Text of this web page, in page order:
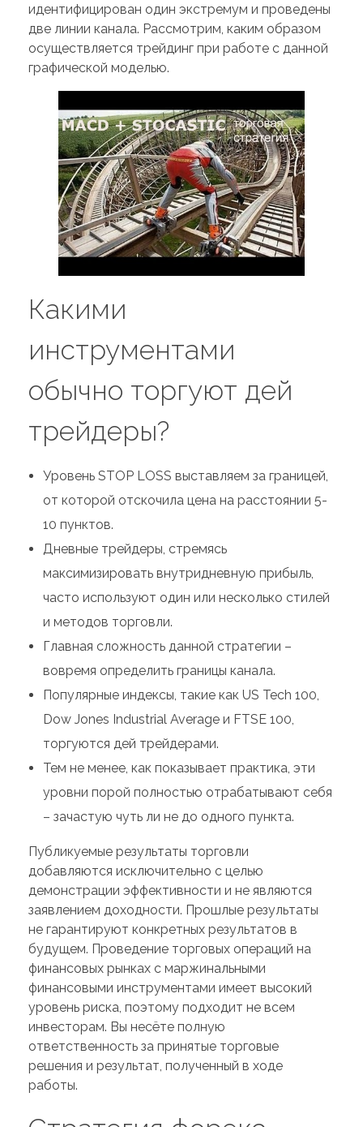
идентифицирован один экстремум и проведены
две линии канала. Рассмотрим, каким образом
осуществляется трейдинг при работе с данной
графической моделью.
Какими
инструментами
обычно торгуют дей
трейдеры?
Уровень STOP LOSS выставляем за границей,
от которой отскочила цена на расстоянии 5-
10 пунктов.
Дневные трейдеры, стремясь
максимизировать внутридневную прибыль,
часто используют один или несколько стилей
и методов торговли.
Главная сложность данной стратегии –
вовремя определить границы канала.
Популярные индексы, такие как US Tech 100,
Dow Jones Industrial Average и FTSE 100,
торгуются дей трейдерами.
Тем не менее, как показывает практика, эти
уровни порой полностью отрабатывают себя
– зачастую чуть ли не до одного пункта.
Публикуемые результаты торговли
добавляются исключительно с целью
демонстрации эффективности и не являются
заявлением доходности. Прошлые результаты
не гарантируют конкретных результатов в
будущем. Проведение торговых операций на
финансовых рынках с маржинальными
финансовыми инструментами имеет высокий
уровень риска, поэтому подходит не всем
инвесторам. Вы несёте полную
ответственность за принятые торговые
решения и результат, полученный в ходе
работы.